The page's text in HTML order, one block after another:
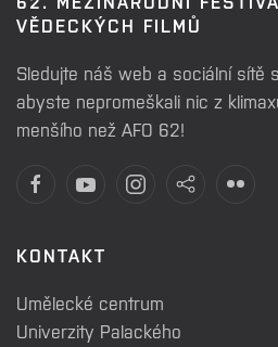
VĚDECKÝCH FILMŮ
Sledujte náš web a sociální sítě
abyste nepromeškali nic z
menšího než AFO 62!
KONTAKT
Umělecké centrum
Univerzity Palackého